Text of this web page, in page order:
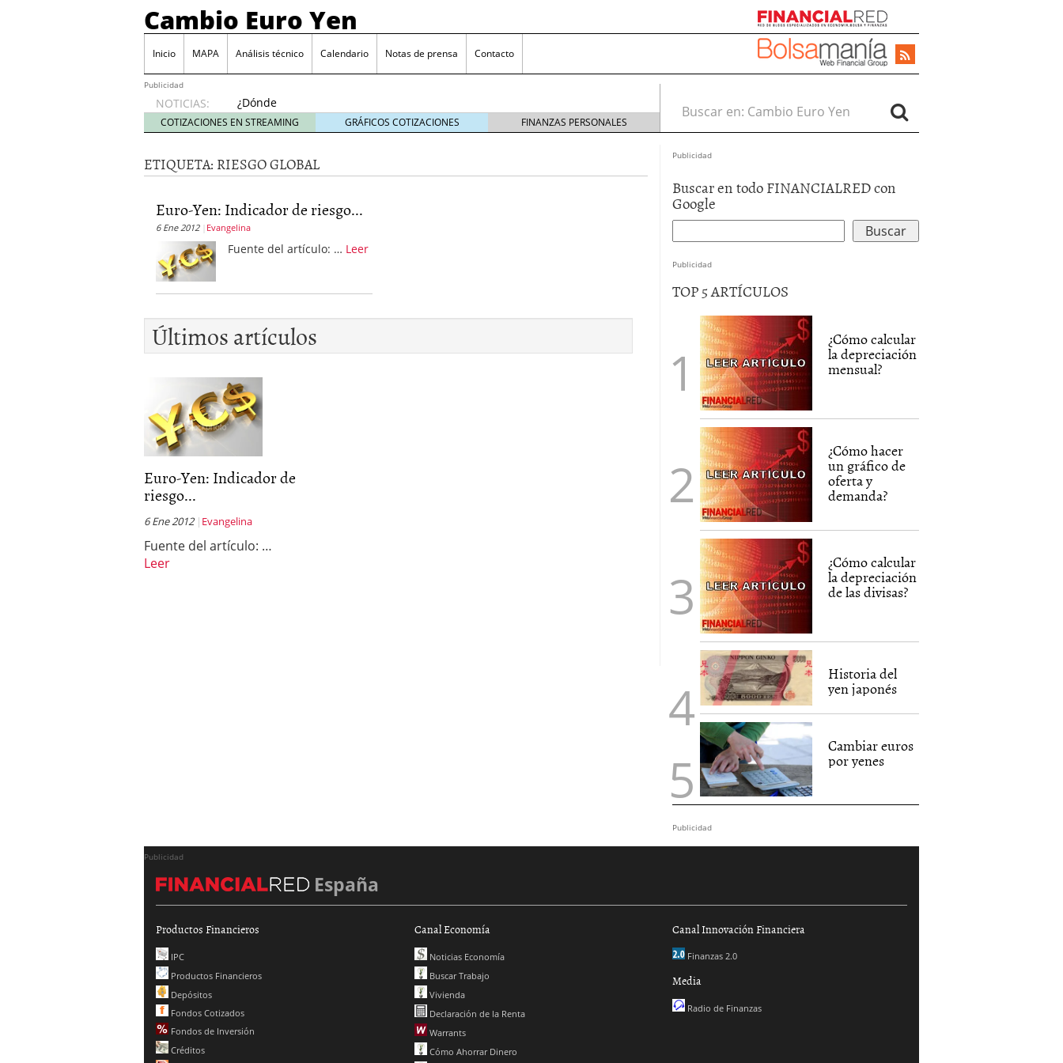
Cambio Euro Yen
Inicio MAPA Análisis técnico Calendario Notas de prensa Contacto
Publicidad
NOTICIAS:
¿Dónde
invertir
en
octubre
31, 2024
¿Cuál es el salario promedio en yenes en Japón en 2024?
El declive continuado del sector inmobiliario: causas y consideraciones
septiembre 26, 2023
COTIZACIONES EN STREAMING GRÁFICOS COTIZACIONES FINANZAS PERSONALES
Buscar en:
ETIQUETA: RIESGO GLOBAL
Euro-Yen: Indicador de riesgo...
6 Ene 2012 Evangelina
Fuente del artículo: … Leer
Últimos artículos
Euro-Yen: Indicador de
riesgo...
6 Ene 2012 Evangelina
Fuente del artículo: …
Leer
Publicidad
Buscar en todo FINANCIALRED con
Google
Publicidad
TOP 5 ARTÍCULOS
¿Cómo calcular
la depreciación
mensual?
¿Cómo hacer
un gráfico de
oferta y
demanda?
¿Cómo calcular
la depreciación
de las divisas?
Historia del
yen japonés
Cambiar euros
por yenes
Publicidad
Publicidad
España
Productos Financieros
IPC
Productos Financieros
Depósitos
Fondos Cotizados
Fondos de Inversión
Créditos
Canal Economía
Noticias Economía
Buscar Trabajo
Vivienda
Declaración de la Renta
Warrants
Cómo Ahorrar Dinero
Canal Innovación Financiera
Finanzas 2.0
Media
Radio de Finanzas